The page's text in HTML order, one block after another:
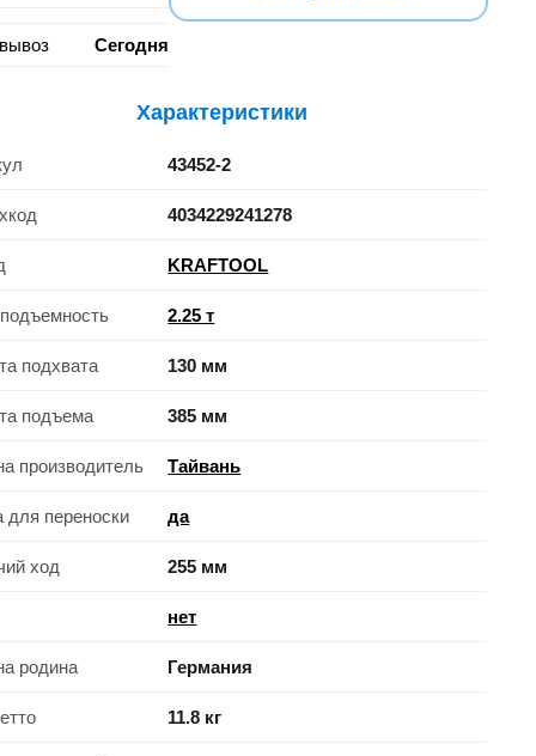
Сегодня
Характеристики
43452-2
4034229241278
KRAFTOOL
2.25 т
подхвата 130 мм
подъема 385 мм
производитель Тайвань
для переноски да
ход 255 мм
нет
родина Германия
11.8 кг